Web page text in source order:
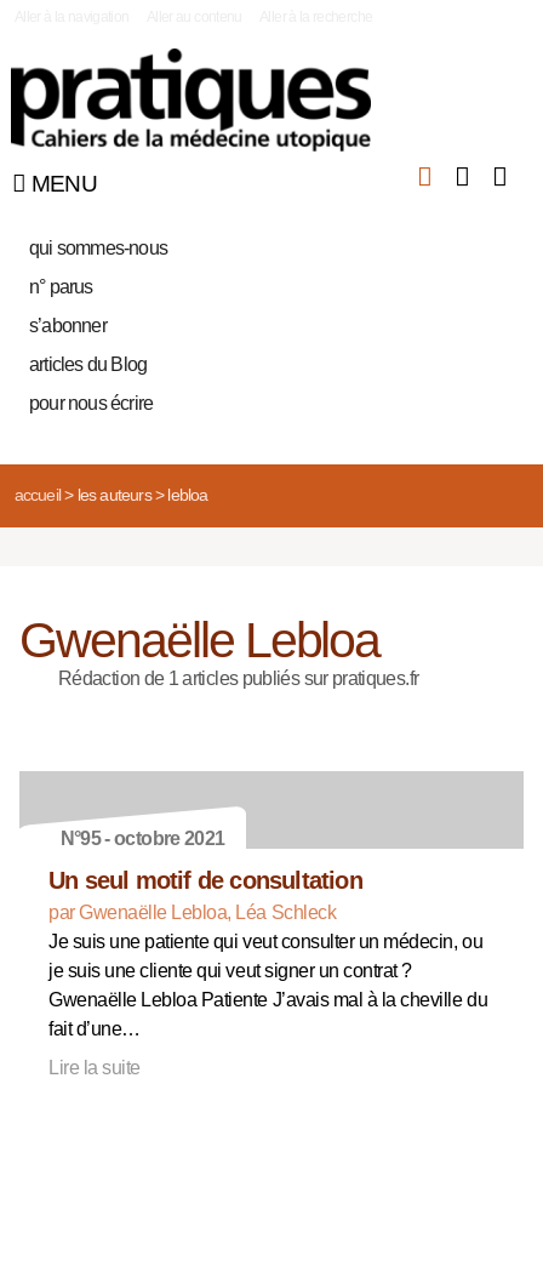
MENU
qui sommes-nous
n° parus
s’abonner
articles du Blog
pour nous écrire
accueil> les auteurs> lebloa
Gwenaëlle Lebloa
Rédaction de 1 articles publiés sur pratiques.fr
N°95 - octobre 2021
Un seul motif de consultation
par Gwenaëlle Lebloa, Léa Schleck
Je suis une patiente qui veut consulter un médecin, ou
je suis une cliente qui veut signer un contrat ?
Gwenaëlle Lebloa Patiente J’avais mal à la cheville du
fait d’une…
Lire la suite